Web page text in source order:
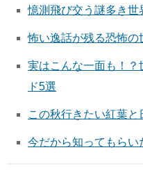
憶測飛び交う謎多き世
怖い逸話が残る恐怖の
実はこんな一面も！？
ド5選
この秋行きたい紅葉
今だから知ってもらい